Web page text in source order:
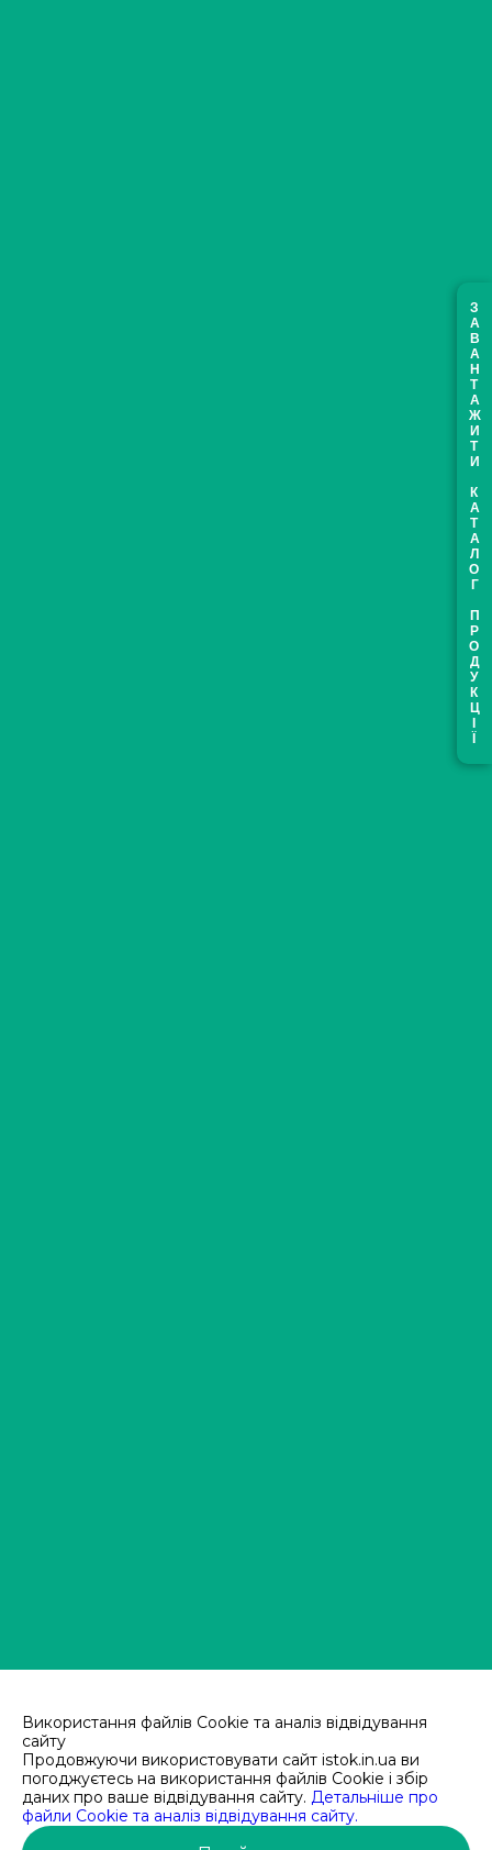
ОПТОВИЙ ВИРОБНИК
УПАКОВКИ З ПОЛІЕТИЛЕНУ ТА
Використання файлів Cookie та аналіз відвідування
сайту
Продовжуючи використовувати сайт istok.in.ua ви
погоджуєтесь на використання файлів Cookie і збір
даних про ваше відвідування сайту. Детальніше про
файли Cookie та аналіз відвідування сайту.
ЗАВАНТАЖИТИ КАТАЛОГ ПРОДУКЦІЇ